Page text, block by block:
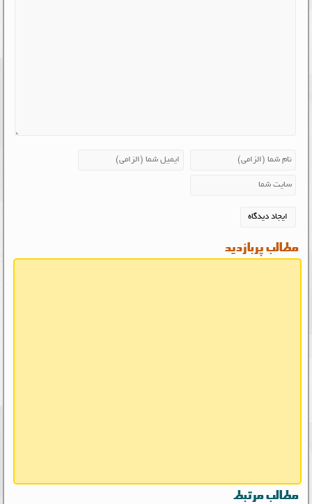
مطالب پربازدید
مطالب مرتبط